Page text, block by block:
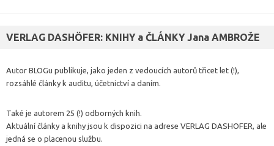
VERLAG DASHÖFER: KNIHY a ČLÁNKY Jana AMBROŽE
Autor BLOGu publikuje, jako jeden z vedoucích autorů třicet let (!),
rozsáhlé články k auditu, účetnictví a daním.
Také je autorem 25 (!) odborných knih.
Aktuální články a knihy jsou k dispozici na adrese VERLAG DASHOFER, ale
jedná se o placenou službu.